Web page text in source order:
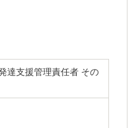
ださった方は、ぜひ
達支援管理責任者 その